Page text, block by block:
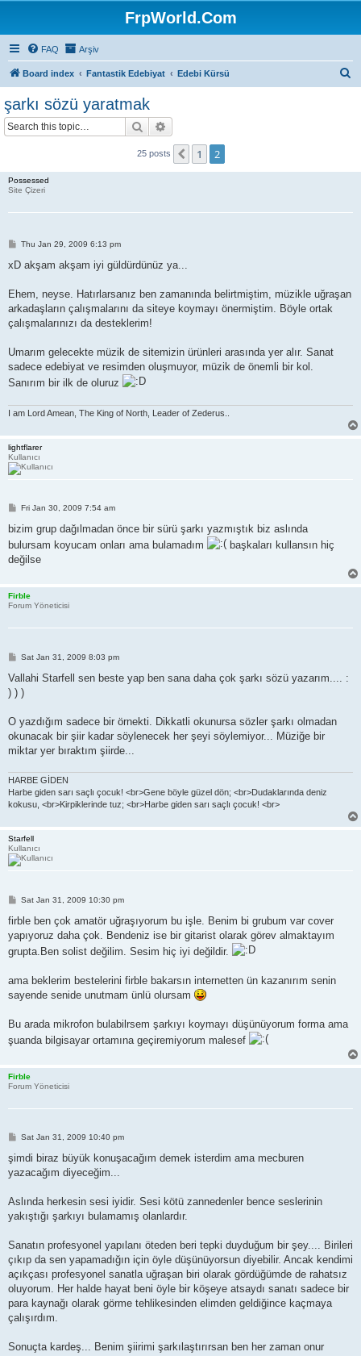
FrpWorld.Com
FAQ Arşiv
Board index Fantastik Edebiyat Edebi Kürsü
şarkı sözü yaratmak
Search
25 posts Previous
1 2
Possessed
Site Çizeri
P
s
Thu Jan 29, 2009 6:13 pm
xD akşam akşam iyi güldürdünüz ya...
Ehem, neyse. Hatırlarsanız ben zamanında belirtmiştim, müzikle uğraşan
arkadaşların çalışmalarını da siteye koymayı önermiştim. Böyle ortak
çalışmalarınızı da desteklerim!
Umarım gelecekte müzik de sitemizin ürünleri arasında yer alır. Sanat
sadece edebiyat ve resimden oluşmuyor, müzik de önemli bir kol.
Sanırım bir ilk de oluruz
I am Lord Amean, The King of North, Leader of Zederus..
lightflarer
Kullanıcı
P
s
Fri Jan 30, 2009 7:54 am
bizim grup dağılmadan önce bir sürü şarkı yazmıştık biz aslında
bulursam koyucam onları ama bulamadım
başkaları kullansın hiç
değilse
Firble
Forum Yöneticisi
P
s
Sat Jan 31, 2009 8:03 pm
Vallahi Starfell sen beste yap ben sana daha çok şarkı sözü yazarım.... :
) ) )
O yazdığım sadece bir örnekti. Dikkatli okunursa sözler şarkı olmadan
okunacak bir şiir kadar söylenecek her şeyi söylemiyor... Müziğe bir
miktar yer bıraktım şiirde...
HARBE GİDEN
Harbe giden sarı saçlı çocuk! <br>Gene böyle güzel dön; <br>Dudaklarında deniz
kokusu, <br>Kirpiklerinde tuz; <br>Harbe giden sarı saçlı çocuk! <br>
Starfell
Kullanıcı
P
s
Sat Jan 31, 2009 10:30 pm
firble ben çok amatör uğraşıyorum bu işle. Benim bi grubum var cover
yapıyoruz daha çok. Bendeniz ise bir gitarist olarak görev almaktayım
grupta.Ben solist değilim. Sesim hiç iyi değildir.
ama beklerim bestelerini firble bakarsın internetten ün kazanırım senin
sayende senide unutmam ünlü olursam
Bu arada mikrofon bulabilrsem şarkıyı koymayı düşünüyorum forma ama
şuanda bilgisayar ortamına geçiremiyorum malesef
Firble
Forum Yöneticisi
P
s
Sat Jan 31, 2009 10:40 pm
şimdi biraz büyük konuşacağım demek isterdim ama mecburen
yazacağım diyeceğim...
Aslında herkesin sesi iyidir. Sesi kötü zannedenler bence seslerinin
yakıştığı şarkıyı bulamamış olanlardır.
Sanatın profesyonel yapılanı öteden beri tepki duyduğum bir şey.... Birileri
çıkıp da sen yapamadığın için öyle düşünüyorsun diyebilir. Ancak kendimi
açıkçası profesyonel sanatla uğraşan biri olarak gördüğümde de rahatsız
oluyorum. Her halde hayat beni öyle bir köşeye atsaydı sanatı sadece bir
para kaynağı olarak görme tehlikesinden elimden geldiğince kaçmaya
çalışırdım.
Sonuçta kardeş... Benim şiirimi şarkılaştırırsan ben her zaman onur